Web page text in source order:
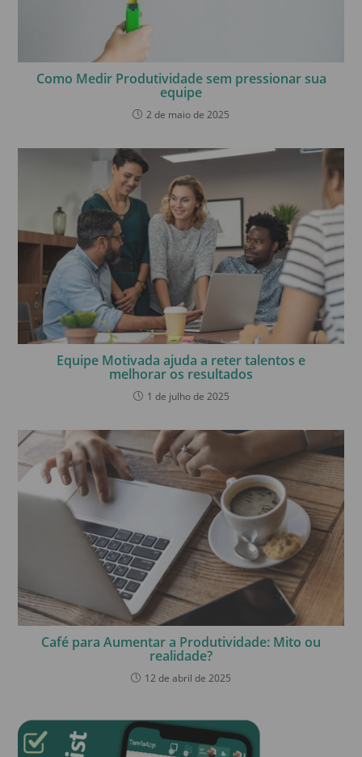
Como Medir Produtividade sem pressionar sua
equipe
2 de maio de 2025
Equipe Motivada ajuda a reter talentos e
melhorar os resultados
1 de julho de 2025
Café para Aumentar a Produtividade: Mito ou
realidade?
12 de abril de 2025